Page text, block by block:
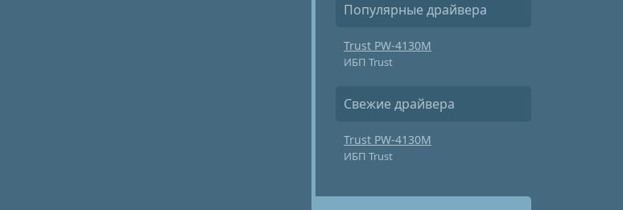
Популярные драйвера
Trust PW-4130M
ИБП Trust
Свежие драйвера
Trust PW-4130M
ИБП Trust